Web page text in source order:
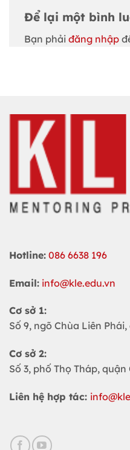
Để lại một bình
Bạn phải đăng nhập
Hotline: 086 6638 196
Email: info@kle.edu.vn
Cơ sở 1:
Số 9, ngõ Chùa Liên
Cơ sở 2:
Số 3, phố Thọ Tháp,
Liên hệ hợp tác: